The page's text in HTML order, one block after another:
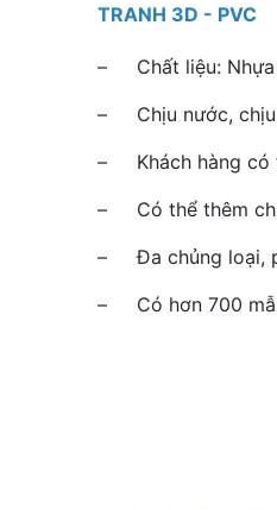
TRANH 3D - PVC
– Chất liệu: Nhựa
– Chịu nước, chịu
– Khách hàng có
– Có thể thêm
– Đa chủng loại,
– Có hơn 700